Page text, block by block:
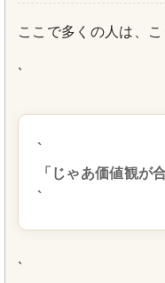
ここで多くの人は、
`
`
「じゃあ価値観が
`
`